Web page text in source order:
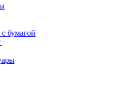
бумагой